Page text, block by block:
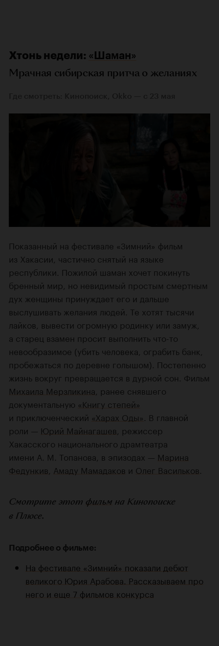
Хтонь недели: «Шаман»
Мрачная сибирская притча о желаниях
Показанный на фестивале «Зимний» фильм
из Хакасии, частично снятый на языке
республики. Пожилой шаман хочет покинуть
бренный мир, но невидимый простым смертным
дух женщины принуждает его и дальше
выслушивать желания людей. Те хотят тысячи
лайков, вывести огромную родинку или замуж,
а старец взамен просит выполнить что-то
невообразимое (убить человека, ограбить банк,
пробежаться по деревне голышом). Постепенно
жизнь вокруг превращается в дурной сон. Фильм
Михаила Мерзликина , ранее снявшего
документальную «Книгу степей»
и приключенческий «Харах Оды» . В главной
роли — Юрий Майнагашев , режиссер
Хакасского национального драмтеатра
имени А. М. Топанова, в эпизодах — Марина
Федункив Амаду Мамадаков и Олег Васильков
Смотрите этот фильм на Кинопоиске
в Плюсе.
Подробнее о фильме:
На фестивале «Зимний» показали дебют
великого Юрия Арабова. Рассказываем про
него и еще 7 фильмов конкурса